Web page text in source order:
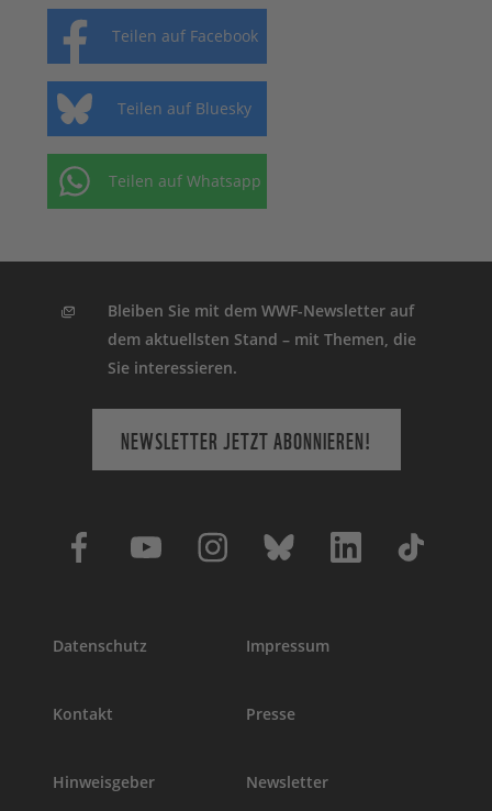
Teilen auf Facebook
Teilen auf Bluesky
Teilen auf Whatsapp
Bleiben Sie mit dem WWF-Newsletter auf
dem aktuellsten Stand – mit Themen, die
Sie interessieren.
NEWSLETTER JETZT ABONNIEREN!
Datenschutz Impressum
Kontakt Presse
Hinweisgeber Newsletter